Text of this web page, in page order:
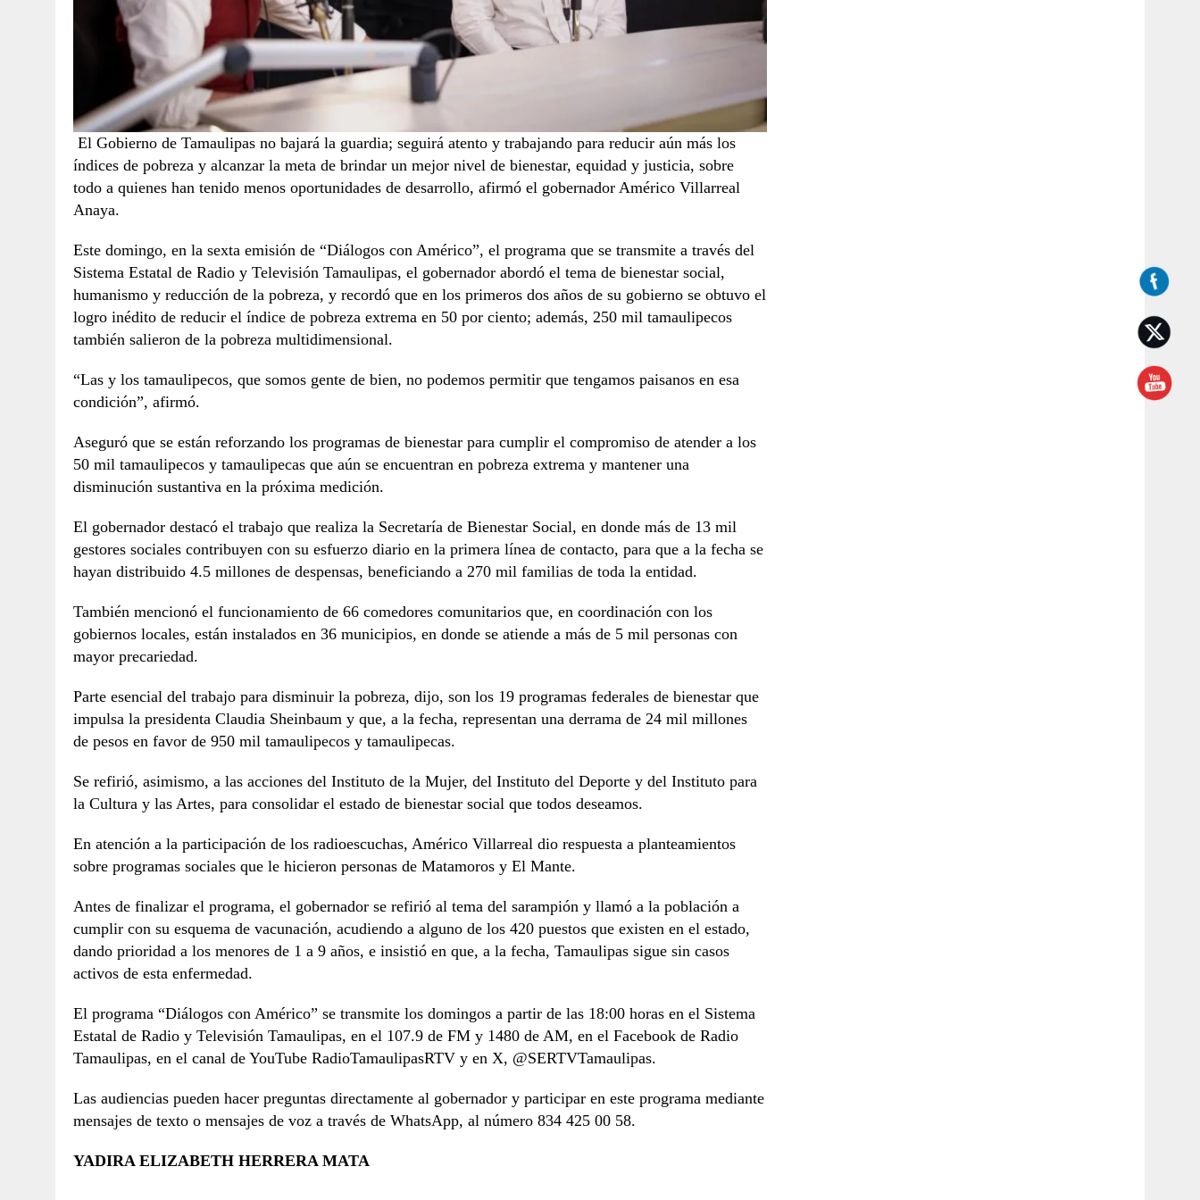
El Gobierno de Tamaulipas no bajará la guardia; seguirá atento y trabajando para reducir aún más los
índices de pobreza y alcanzar la meta de brindar un mejor nivel de bienestar, equidad y justicia, sobre
todo a quienes han tenido menos oportunidades de desarrollo, afirmó el gobernador Américo Villarreal
Anaya.
Este domingo, en la sexta emisión de “Diálogos con Américo”, el programa que se transmite a través del
Sistema Estatal de Radio y Televisión Tamaulipas, el gobernador abordó el tema de bienestar social,
humanismo y reducción de la pobreza, y recordó que en los primeros dos años de su gobierno se obtuvo el
logro inédito de reducir el índice de pobreza extrema en 50 por ciento; además, 250 mil tamaulipecos
también salieron de la pobreza multidimensional.
“Las y los tamaulipecos, que somos gente de bien, no podemos permitir que tengamos paisanos en esa
condición”, afirmó.
Aseguró que se están reforzando los programas de bienestar para cumplir el compromiso de atender a los
50 mil tamaulipecos y tamaulipecas que aún se encuentran en pobreza extrema y mantener una
disminución sustantiva en la próxima medición.
El gobernador destacó el trabajo que realiza la Secretaría de Bienestar Social, en donde más de 13 mil
gestores sociales contribuyen con su esfuerzo diario en la primera línea de contacto, para que a la fecha se
hayan distribuido 4.5 millones de despensas, beneficiando a 270 mil familias de toda la entidad.
También mencionó el funcionamiento de 66 comedores comunitarios que, en coordinación con los
gobiernos locales, están instalados en 36 municipios, en donde se atiende a más de 5 mil personas con
mayor precariedad.
Parte esencial del trabajo para disminuir la pobreza, dijo, son los 19 programas federales de bienestar que
impulsa la presidenta Claudia Sheinbaum y que, a la fecha, representan una derrama de 24 mil millones
de pesos en favor de 950 mil tamaulipecos y tamaulipecas.
Se refirió, asimismo, a las acciones del Instituto de la Mujer, del Instituto del Deporte y del Instituto para
la Cultura y las Artes, para consolidar el estado de bienestar social que todos deseamos.
En atención a la participación de los radioescuchas, Américo Villarreal dio respuesta a planteamientos
sobre programas sociales que le hicieron personas de Matamoros y El Mante.
Antes de finalizar el programa, el gobernador se refirió al tema del sarampión y llamó a la población a
cumplir con su esquema de vacunación, acudiendo a alguno de los 420 puestos que existen en el estado,
dando prioridad a los menores de 1 a 9 años, e insistió en que, a la fecha, Tamaulipas sigue sin casos
activos de esta enfermedad.
El programa “Diálogos con Américo” se transmite los domingos a partir de las 18:00 horas en el Sistema
Estatal de Radio y Televisión Tamaulipas, en el 107.9 de FM y 1480 de AM, en el Facebook de Radio
Tamaulipas, en el canal de YouTube RadioTamaulipasRTV y en X, @SERTVTamaulipas.
Las audiencias pueden hacer preguntas directamente al gobernador y participar en este programa mediante
mensajes de texto o mensajes de voz a través de WhatsApp, al número 834 425 00 58.
YADIRA ELIZABETH HERRERA MATA